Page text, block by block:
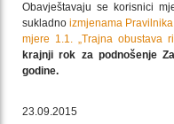
Obavještavaju se korisnici
sukladnoizmjenama
mjere 1.1. „Trajna obustava
krajnji rok za podnošenje
godine.
23.09.2015